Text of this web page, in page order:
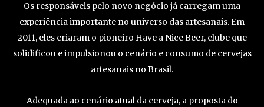
Os responsáveis pelo novo negócio já carregam uma
experiência importante no universo das artesanais. Em
2011, eles criaram o pioneiro Have a Nice Beer, clube que
solidificou e impulsionou o cenário e consumo de cervejas
artesanais no Brasil.
Adequada ao cenário atual da cerveja, a proposta do